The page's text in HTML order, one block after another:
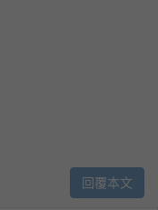
回覆本文